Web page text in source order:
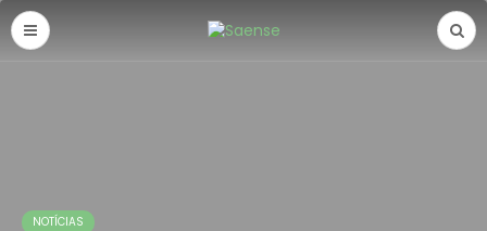
NOTÍCIAS